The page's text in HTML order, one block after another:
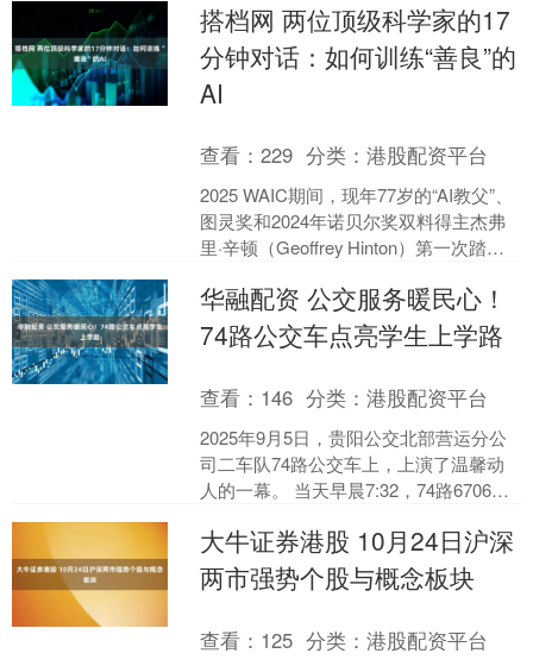
变价格计....
搭档网 两位顶级科学家的17
分钟对话：如何训练“善良”的
AI
查看：229 分类：港股配资平台
2025 WAIC期间，现年77岁的“AI教父”、
图灵奖和2024年诺贝尔奖双料得主杰弗
里·辛顿（Geoffrey Hinton）第一次踏上
华融配资 公交服务暖民心！
74路公交车点亮学生上学路
查看： 146 分类：港股配资平台
2025年9月5日，贵阳公交北部营运分公
司二车队74路公交车上，上演了温馨动
人的一幕。 当天早晨7:32，74路6706号
抵达....
大牛证券港股 10月24日沪深
两市强势个股与概念板块
查看： 125 分类：港股配资平台